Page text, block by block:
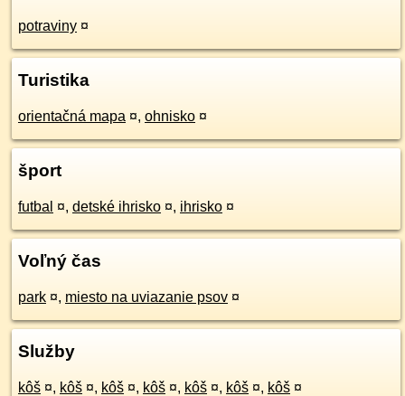
potraviny ¤
Turistika
orientačná mapa ¤, ohnisko ¤
šport
futbal ¤, detské ihrisko ¤, ihrisko ¤
Voľný čas
park ¤, miesto na uviazanie psov ¤
Služby
kôš ¤, kôš ¤, kôš ¤, kôš ¤, kôš ¤, kôš ¤, kôš ¤